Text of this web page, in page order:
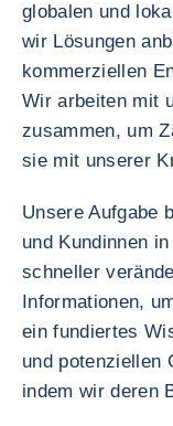
globalen und
wir Lösungen
kommerziellen
Wir arbeiten mit
zusammen, um
sie mit unserer
Unsere Aufgabe
und Kundinnen
schneller
Informationen,
ein fundiertes
und potenziellen
indem wir deren